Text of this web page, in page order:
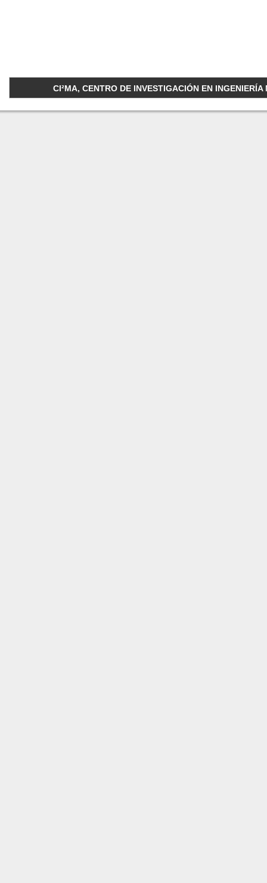
CI²MA, CENTRO DE INVESTIGACIÓN EN